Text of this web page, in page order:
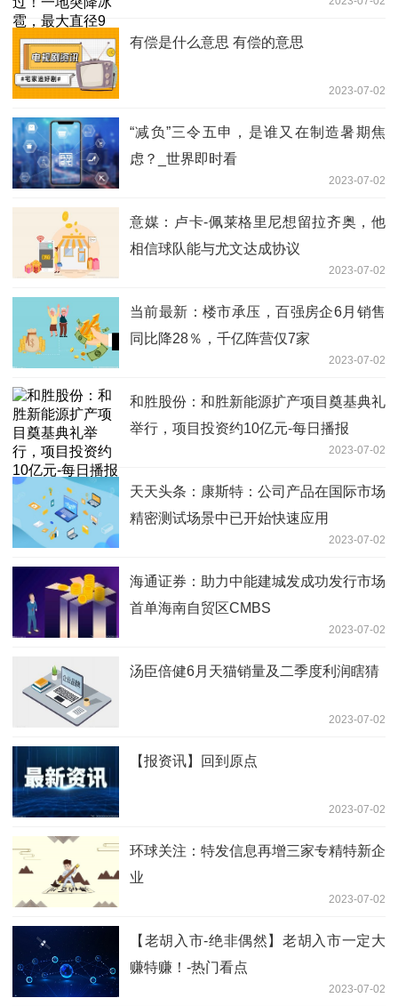
有偿是什么意思 有偿的意思
2023-07-02
“减负”三令五申，是谁又在制造暑期焦
虑？_世界即时看
2023-07-02
意媒：卢卡-佩莱格里尼想留拉齐奥，他
相信球队能与尤文达成协议
2023-07-02
当前最新：楼市承压，百强房企6月销售
同比降28％，千亿阵营仅7家
2023-07-02
和胜股份：和胜新能源扩产项目奠基典礼
举行，项目投资约10亿元-每日播报
2023-07-02
天天头条：康斯特：公司产品在国际市场
精密测试场景中已开始快速应用
2023-07-02
海通证券：助力中能建城发成功发行市场
首单海南自贸区CMBS
2023-07-02
汤臣倍健6月天猫销量及二季度利润瞎猜
2023-07-02
【报资讯】回到原点
2023-07-02
环球关注：特发信息再增三家专精特新企
业
2023-07-02
【老胡入市-绝非偶然】老胡入市一定大
赚特赚！-热门看点
2023-07-02